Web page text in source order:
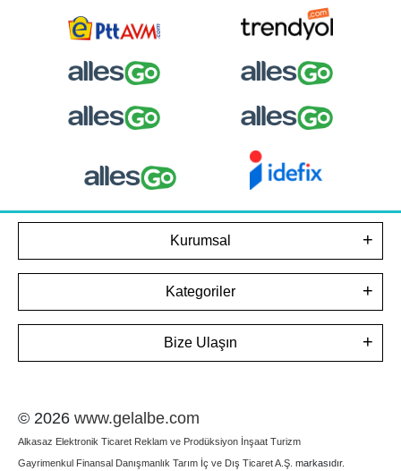
Kurumsal
Kategoriler
Bize Ulaşın
© 2026 www.gelalbe.com
Alkasaz Elektronik Ticaret Reklam ve Prodüksiyon İnşaat Turizm
Gayrimenkul Finansal Danışmanlık Tarım İç ve Dış Ticaret A.Ş. markasıdır.